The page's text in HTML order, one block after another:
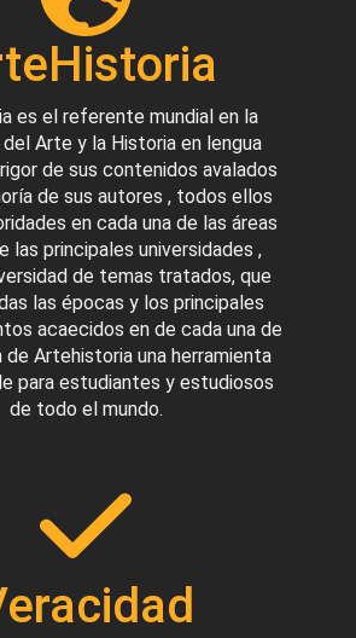
es el referente mundial en la
del Arte y la Historia en lengua
de sus contenidos avalados
de sus autores , todos ellos
en cada una de las áreas
las principales universidades ,
de temas tratados, que
las épocas y los principales
acaecidos en de cada una de
de Artehistoria una herramienta
para estudiantes y estudiosos
de todo el mundo.